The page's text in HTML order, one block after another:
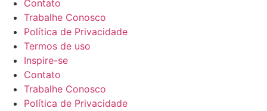
Contato
Trabalhe Conosco
Política de Privacidade
Termos de uso
Inspire-se
Contato
Trabalhe Conosco
Política de Privacidade